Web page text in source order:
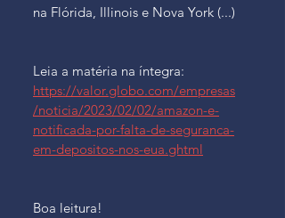
na Flórida, Illinois e Nova York (...)
Leia a matéria na íntegra:
https://valor.globo.com/empresas
/noticia/2023/02/02/amazon-e-
notificada-por-falta-de-seguranca-
em-depositos-nos-eua.ghtml
Boa leitura!